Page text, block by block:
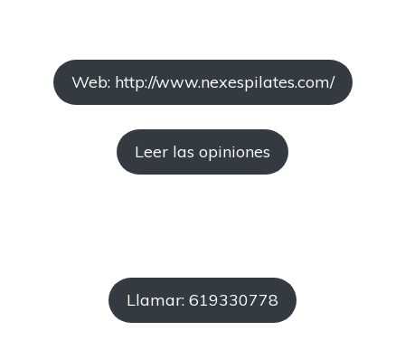
Web: http://www.nexespilates.com/
Leer las opiniones
Llamar: 619330778